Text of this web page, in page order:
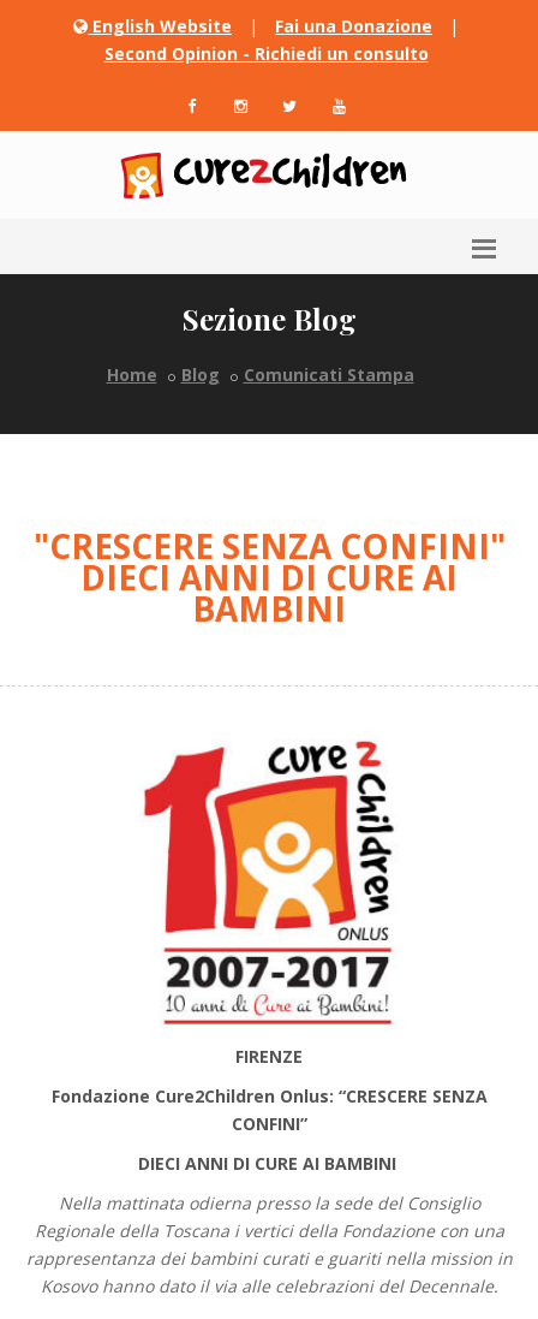
English Website | Fai una Donazione
|
Second Opinion - Richiedi un consulto
Sezione Blog
Home Blog Comunicati Stampa
"CRESCERE SENZA CONFINI"
DIECI ANNI DI CURE AI
BAMBINI
FIRENZE
Fondazione Cure2Children Onlus: “CRESCERE SENZA
CONFINI”
DIECI ANNI DI CURE AI BAMBINI
Nella mattinata odierna presso la sede del Consiglio
Regionale della Toscana i vertici della Fondazione con una
rappresentanza dei bambini curati e guariti nella mission in
Kosovo hanno dato il via alle celebrazioni del Decennale.